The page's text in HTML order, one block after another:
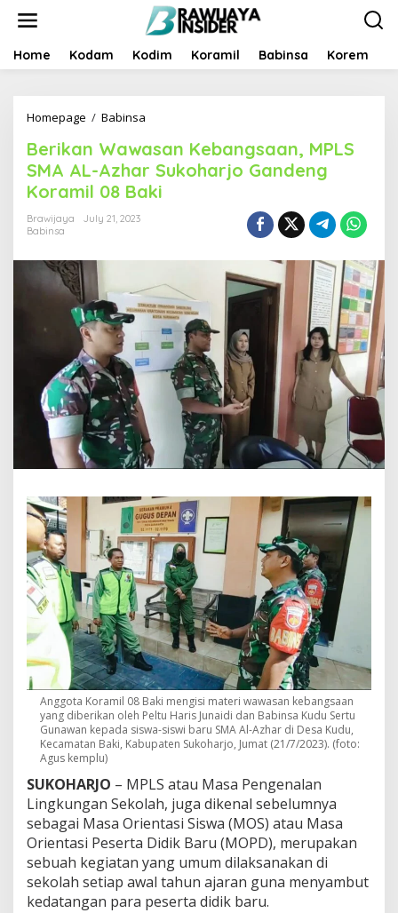
t
Home Kodam Kodim Koramil Babinsa Korem
Homepage / Babinsa
r
i
k
a
w
s
a
K
e
b
g
s
a
a
,
M
P
L
S
S
M
A
A
L
-
A
z
h
a
r
k
o
h
a
r
j
o
G
Berikan Wawasan Kebangsaan, MPLS
SMA AL-Azhar Sukoharjo Gandeng
Koramil 08 Baki
Brawijaya
July 21, 2023
Babinsa
Anggota Koramil 08 Baki mengisi materi wawasan kebangsaan
yang diberikan oleh Peltu Haris Junaidi dan Babinsa Kudu Sertu
Gunawan kepada siswa-siswi baru SMA Al-Azhar di Desa Kudu,
Kecamatan Baki, Kabupaten Sukoharjo, Jumat (21/7/2023). (foto:
Agus kemplu)
SUKOHARJO – MPLS atau Masa Pengenalan
Lingkungan Sekolah, juga dikenal sebelumnya
sebagai Masa Orientasi Siswa (MOS) atau Masa
Orientasi Peserta Didik Baru (MOPD), merupakan
sebuah kegiatan yang umum dilaksanakan di
sekolah setiap awal tahun ajaran guna menyambut
kedatangan para peserta didik baru.